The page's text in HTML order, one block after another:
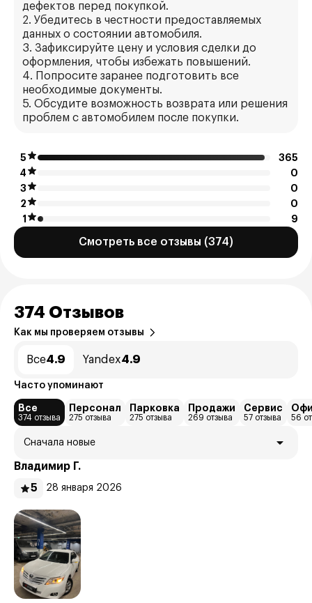
дефектов перед покупкой.
2. Убедитесь в честности предоставляемых
данных о состоянии автомобиля.
3. Зафиксируйте цену и условия сделки до
оформления, чтобы избежать повышений.
4. Попросите заранее подготовить все
необходимые документы.
5. Обсудите возможность возврата или решения
проблем с автомобилем после покупки.
5
365
4
0
3
0
2
0
1
9
Смотреть все отзывы (374)
374 Отзывов
Как мы проверяем отзывы
Все4.9 Yandex4.9
Часто упоминают
Все
374 отзыва
Персонал
275 отзыва
Парковка
275 отзыва
Продажи
269 отзыва
Сервис
57 отзыва 56
Сначала новые
Владимир Г.
5
28 января 2026